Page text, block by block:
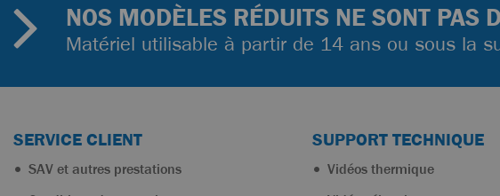
NOS MODÈLES RÉDUITS NE SONT PAS
Matériel utilisable à partir de 14 ans ou sous la
SERVICE CLIENT
SAV et autres prestations
SUPPORT TECHNIQUE
Vidéos thermique